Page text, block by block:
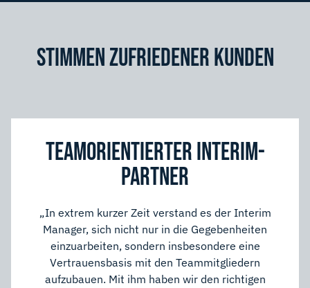
STIMMEN ZUFRIEDENER KUNDEN
TEAMORIENTIERTER INTERIM-
PARTNER
„In extrem kurzer Zeit verstand es der Interim
Manager, sich nicht nur in die Gegebenheiten
einzuarbeiten, sondern insbesondere eine
Vertrauensbasis mit den Teammitgliedern
aufzubauen. Mit ihm haben wir den richtigen